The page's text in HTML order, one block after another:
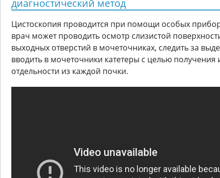
диагностический метод
Цистоскопия проводится при помощи особых
врач может проводить осмотр слизистой
выходных отверстий в мочеточниках, следить за
вводить в мочеточники катетеры с целью
отдельности из каждой почки.